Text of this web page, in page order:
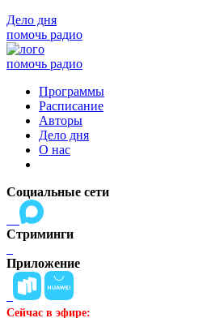
Дело дня
помочь радио
помочь радио
Программы
Расписание
Авторы
Дело дня
О нас
Социальные сети
Стриминги
Приложение
Сейчас в эфире: